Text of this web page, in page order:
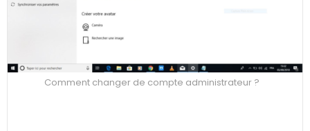
Comment changer de compte administrateur ?